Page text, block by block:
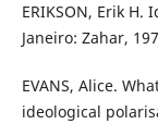
ERIKSON, Erik
Janeiro: Zahar,
EVANS, Alice.
ideological